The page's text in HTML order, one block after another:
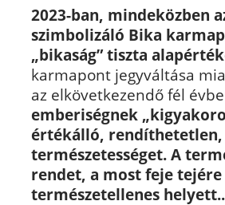
2023-ban, mindeközben
szimbolizáló Bika
„bikaság” tiszta
karmapont jegyváltása
az elkövetkezendő fél
emberiségnek
értékálló, rendíthetetlen,
természetességet. A
rendet, a most feje
természetellenes